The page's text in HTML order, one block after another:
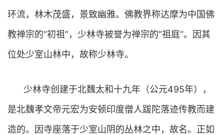
环流，林木茂盛，景致幽雅。佛教界称达摩为中国佛
教禅宗的“初祖”，少林寺被誉为禅宗的“祖庭”。因其
位处少室山林中，故称少林寺。
少林寺创建于北魏太和十九年（公元495年），
是北魏孝文帝元宏为安顿印度僧人跋陀落迹传教而建
造的。因寺座落于少室山阴的丛林之中，故名。正如